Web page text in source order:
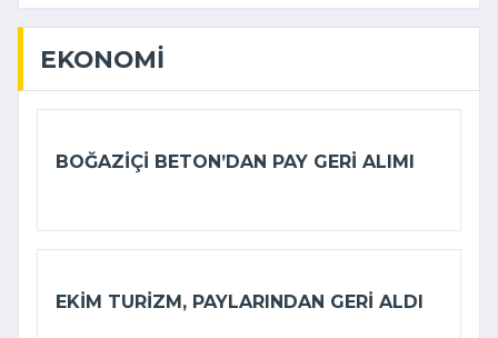
EKONOMI
BOĞAZIÇI BETON’DAN PAY GERI ALIMI
EKIM TURIZM, PAYLARINDAN GERI ALDI